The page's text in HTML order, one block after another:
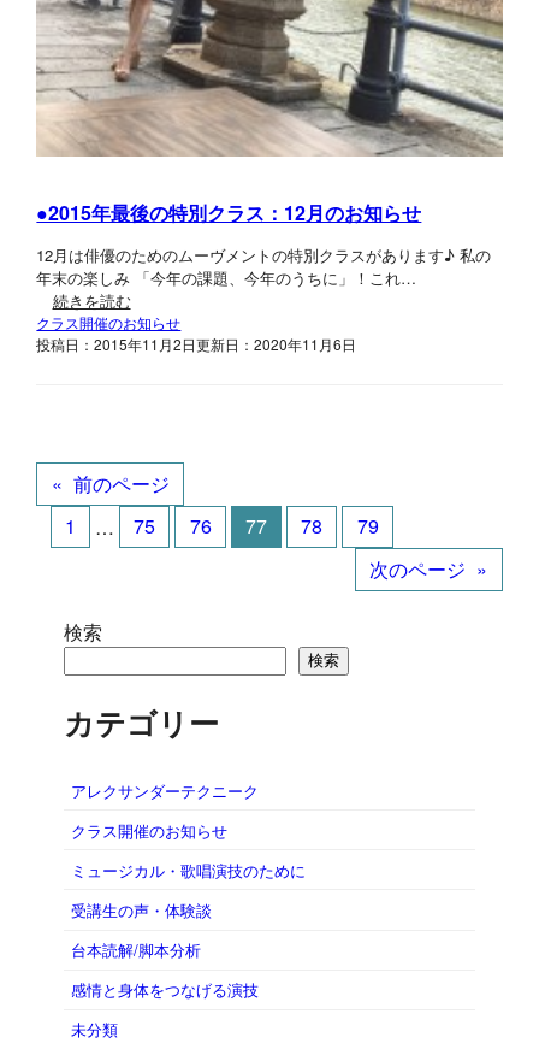
●2015年最後の特別クラス：12月のお知らせ
12月は俳優のためのムーヴメントの特別クラスがあります♪ 私の
年末の楽しみ 「今年の課題、今年のうちに」！これ…
続きを読む
クラス開催のお知らせ
投稿日：2015年11月2日更新日：2020年11月6日
« 前のページ
1
… 75 76 77 78
79
次のページ »
検索
検索
カテゴリー
アレクサンダーテクニーク
クラス開催のお知らせ
ミュージカル・歌唱演技のために
受講生の声・体験談
台本読解/脚本分析
感情と身体をつなげる演技
未分類